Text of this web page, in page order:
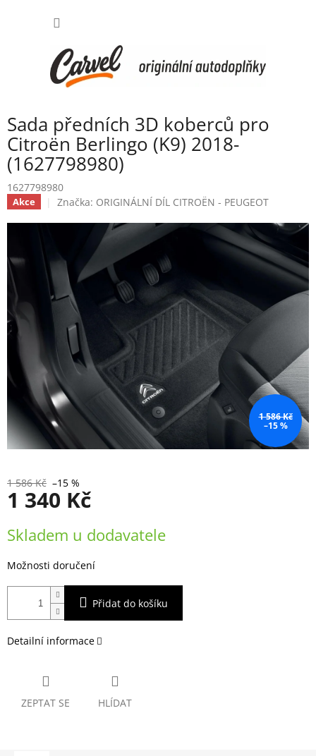
Sada předních 3D koberců pro
Citroën Berlingo (K9) 2018-
(1627798980)
1627798980
Akce Značka: ORIGINÁLNÍ DÍL CITROËN - PEUGEOT
1 586 Kč
–15 %
1 586 Kč –15 %
1 340 Kč
cena:
Skladem u dodavatele
Možnosti doručení
Přidat do košíku
Detailní informace
ZEPTAT SE HLÍDAT